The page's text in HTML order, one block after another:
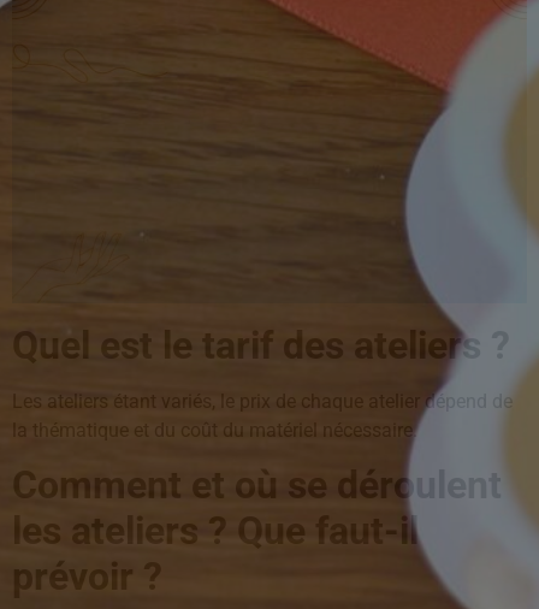
Quel est le tarif des ateliers ?
Les ateliers étant variés, le prix de chaque atelier dépend de
la thématique et du coût du matériel nécessaire.
Comment et où se déroulent
les ateliers ? Que faut-il
prévoir ?